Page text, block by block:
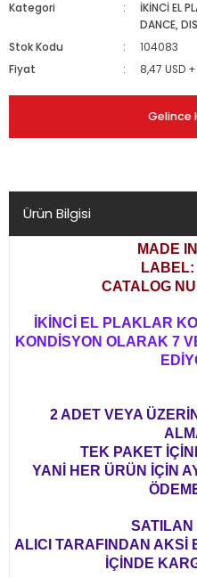
Kategori İKİNCİ EL
DANCE,
Stok Kodu
104083
Fiyat
8,47 USD
Gelince
Ürün Bilgisi
MADE
LABEL:
CATALOG
İKİNCİ EL PLAKLAR
KONDİSYON OLARAK 7
2 ADET VEYA
TEK PAKET
YANİ HER ÜRÜN İÇİN
SATILAN
ALICI TARAFINDAN AKSİ
İÇİNDE